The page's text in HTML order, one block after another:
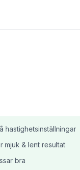
hastighetsinställningar
mjuk & lent resultat
bra